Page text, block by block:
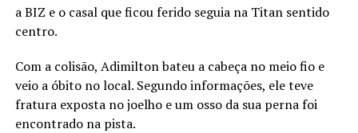
a BIZ e o casal que ficou ferido seguia na Titan sentido
centro.
Com a colisão, Adimilton bateu a cabeça no meio fio e
veio a óbito no local. Segundo informações, ele teve
fratura exposta no joelho e um osso da sua perna foi
encontrado na pista.